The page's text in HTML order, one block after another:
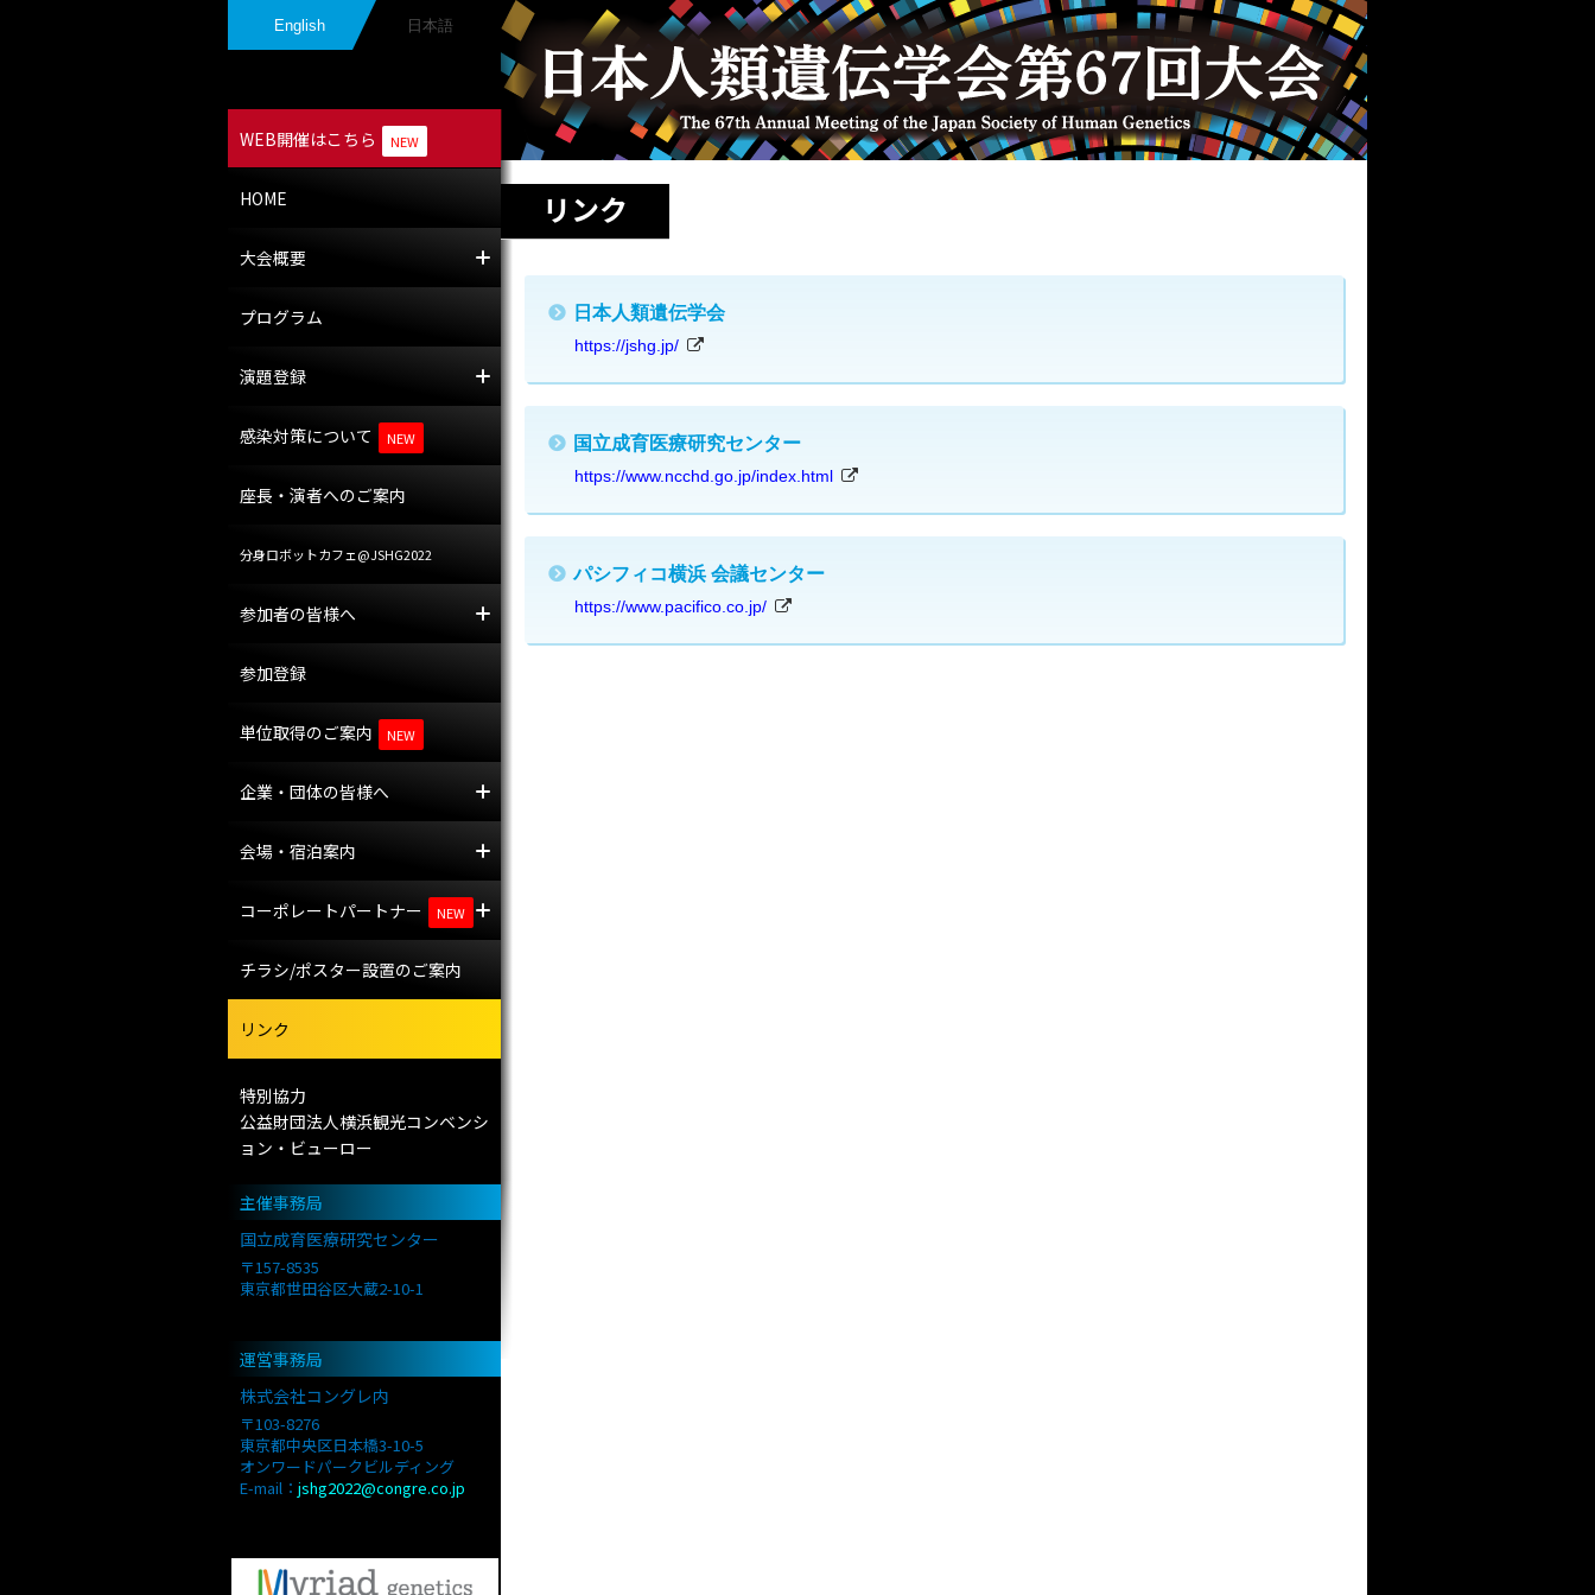
リンク
日本人類遺伝学会
https://jshg.jp/
国立成育医療研究センター
https://www.ncchd.go.jp/index.html
パシフィコ横浜 会議センター
https://www.pacifico.co.jp/
English 日本語
WEB開催はこちら NEW
HOME
大会概要
プログラム
演題登録
感染対策について NEW
座長・演者へのご案内
分身ロボットカフェ@JSHG2022
参加者の皆様へ 参加者への案内
参加登録
単位取得のご案内 NEW
企業・団体の皆様へ
会場・宿泊案内
コーポレートパートナー NEW
チラシ/ポスター設置のご案内
リンク
特別協力
公益財団法人横浜観光コンベンシ
ョン・ビューロー
主催事務局
国立成育医療研究センター
〒157-8535
東京都世田谷区大蔵2-10-1
運営事務局
株式会社コングレ内
〒103-8276
東京都中央区日本橋3-10-5
オンワードパークビルディング
E-mail： jshg2022@congre.co.jp